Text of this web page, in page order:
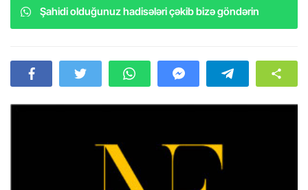
Şahidi olduğunuz hadisələri çəkib bizə göndərin